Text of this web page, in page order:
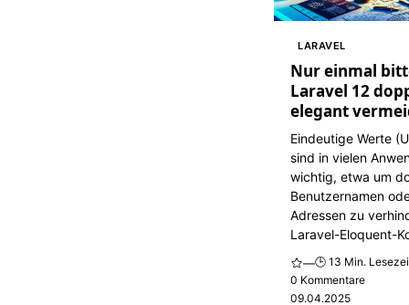
LARAVEL
Nur einmal
Laravel 12
elegant
Eindeutige Werte
sind in vielen
wichtig, etwa um
Benutzernamen
Adressen zu
Laravel-Eloquent-
—🕒 13 Min.
0 Kommentare
09.04.2025